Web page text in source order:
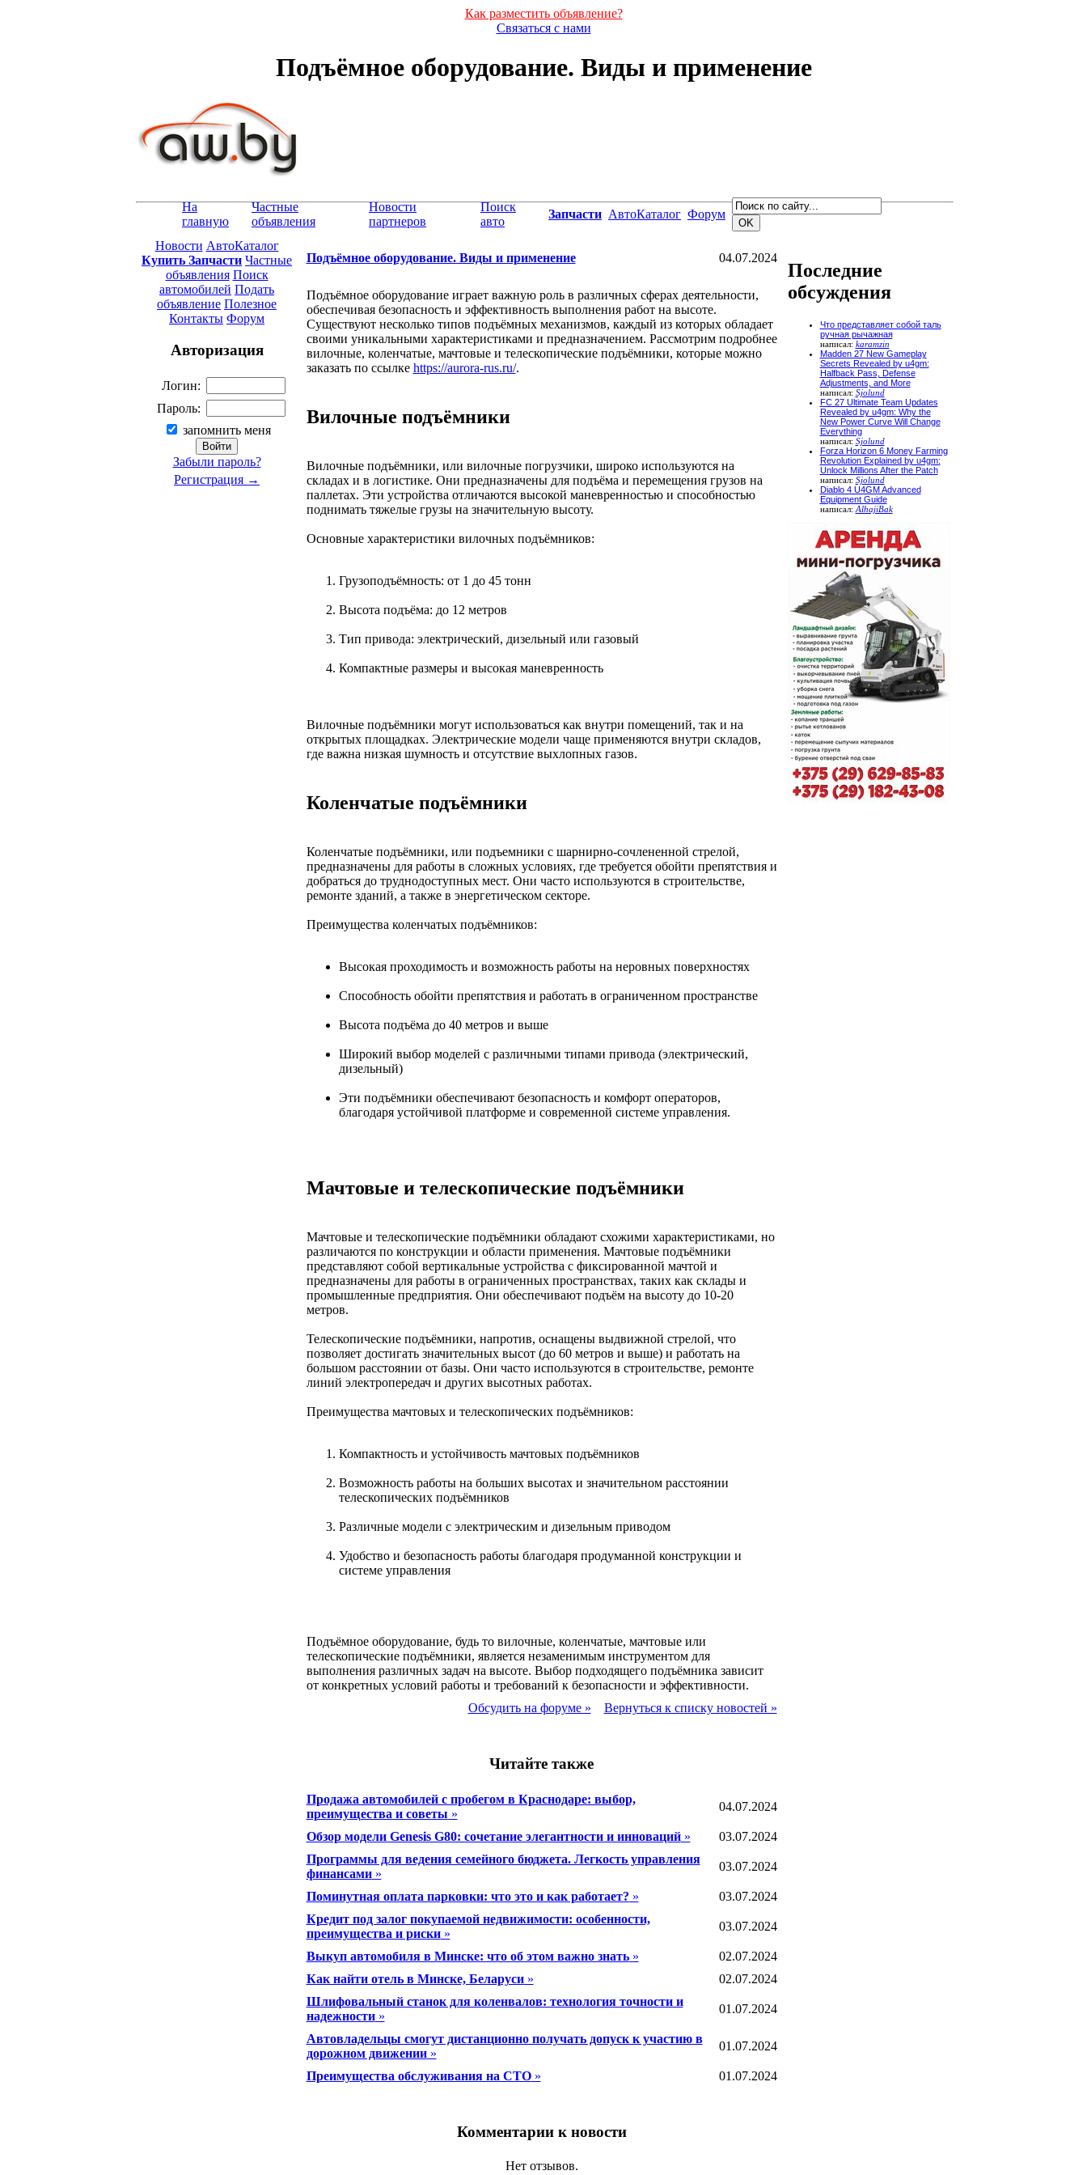
Как разместить объявление?
Связаться с нами
Подъёмное оборудование. Виды и применение
На
главную
Частные
объявления
Новости
партнеров
Поиск
авто
Запчасти АвтоКаталог Форум
Новости АвтоКаталог
Купить Запчасти Частные
объявления Поиск
автомобилей Подать
объявление Полезное
Контакты Форум
Авторизация
Логин:
Пароль:
запомнить меня
Забыли пароль?
Регистрация →
Подъёмное оборудование. Виды и применение 04.07.2024
Подъёмное оборудование играет важную роль в различных сферах деятельности,
обеспечивая безопасность и эффективность выполнения работ на высоте.
Существуют несколько типов подъёмных механизмов, каждый из которых обладает
своими уникальными характеристиками и предназначением. Рассмотрим подробнее
вилочные, коленчатые, мачтовые и телескопические подъёмники, которые можно
заказать по ссылке https://aurora-rus.ru/.
Вилочные подъёмники
Вилочные подъёмники, или вилочные погрузчики, широко используются на
складах и в логистике. Они предназначены для подъёма и перемещения грузов на
паллетах. Эти устройства отличаются высокой маневренностью и способностью
поднимать тяжелые грузы на значительную высоту.
Основные характеристики вилочных подъёмников:
Грузоподъёмность: от 1 до 45 тонн
Высота подъёма: до 12 метров
Тип привода: электрический, дизельный или газовый
Компактные размеры и высокая маневренность
Вилочные подъёмники могут использоваться как внутри помещений, так и на
открытых площадках. Электрические модели чаще применяются внутри складов,
где важна низкая шумность и отсутствие выхлопных газов.
Коленчатые подъёмники
Коленчатые подъёмники, или подъемники с шарнирно-сочлененной стрелой,
предназначены для работы в сложных условиях, где требуется обойти препятствия и
добраться до труднодоступных мест. Они часто используются в строительстве,
ремонте зданий, а также в энергетическом секторе.
Преимущества коленчатых подъёмников:
Высокая проходимость и возможность работы на неровных поверхностях
Способность обойти препятствия и работать в ограниченном пространстве
Высота подъёма до 40 метров и выше
Широкий выбор моделей с различными типами привода (электрический,
дизельный)
Эти подъёмники обеспечивают безопасность и комфорт операторов,
благодаря устойчивой платформе и современной системе управления.
Мачтовые и телескопические подъёмники
Мачтовые и телескопические подъёмники обладают схожими характеристиками, но
различаются по конструкции и области применения. Мачтовые подъёмники
представляют собой вертикальные устройства с фиксированной мачтой и
предназначены для работы в ограниченных пространствах, таких как склады и
промышленные предприятия. Они обеспечивают подъём на высоту до 10-20
метров.
Телескопические подъёмники, напротив, оснащены выдвижной стрелой, что
позволяет достигать значительных высот (до 60 метров и выше) и работать на
большом расстоянии от базы. Они часто используются в строительстве, ремонте
линий электропередач и других высотных работах.
Преимущества мачтовых и телескопических подъёмников:
Компактность и устойчивость мачтовых подъёмников
Возможность работы на больших высотах и значительном расстоянии
телескопических подъёмников
Различные модели с электрическим и дизельным приводом
Удобство и безопасность работы благодаря продуманной конструкции и
системе управления
Подъёмное оборудование, будь то вилочные, коленчатые, мачтовые или
телескопические подъёмники, является незаменимым инструментом для
выполнения различных задач на высоте. Выбор подходящего подъёмника зависит
от конкретных условий работы и требований к безопасности и эффективности.
Обсудить на форуме »
Вернуться к списку новостей »
Читайте также
Продажа автомобилей с пробегом в Краснодаре: выбор,
преимущества и советы »
04.07.2024
Обзор модели Genesis G80: сочетание элегантности и инноваций»
03.07.2024
Программы для ведения семейного бюджета. Легкость управления
финансами»
03.07.2024
Поминутная оплата парковки: что это и как работает? »
03.07.2024
Кредит под залог покупаемой недвижимости: особенности,
преимущества и риски»
03.07.2024
Выкуп автомобиля в Минске: что об этом важно знать»
02.07.2024
Как найти отель в Минске, Беларуси»
02.07.2024
Шлифовальный станок для коленвалов: технология точности и
надежности»
01.07.2024
Автовладельцы смогут дистанционно получать допуск к участию в
дорожном движении»
01.07.2024
Преимущества обслуживания на СТО» 01.07.2024
Комментарии к новости
Нет отзывов.
Последние
обсуждения
Что представляет собой таль
ручная рычажная
написал: karamzin
Madden 27 New Gameplay
Secrets Revealed by u4gm:
Halfback Pass, Defense
Adjustments, and More
написал: Sjolund
FC 27 Ultimate Team Updates
Revealed by u4gm: Why the
New Power Curve Will Change
Everything
написал: Sjolund
Forza Horizon 6 Money Farming
Revolution Explained by u4gm:
Unlock Millions After the Patch
написал: Sjolund
Diablo 4 U4GM Advanced
Equipment Guide
написал: AlhajiBak